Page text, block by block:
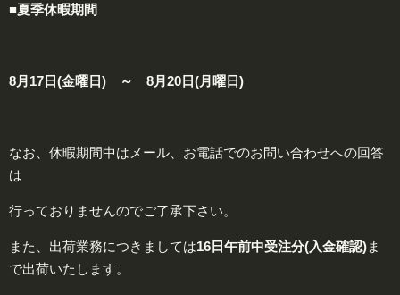
■夏季休暇期間
8月 17 日(金曜日) ～ 8月 20 日(月曜日)
なお、休暇期間中はメール、お電話でのお問い合わせへの回答
は
行っておりませんのでご了承下さい。
また、出荷業務につきましては16日午前中受注分(入金確認)ま
で出荷いたします。